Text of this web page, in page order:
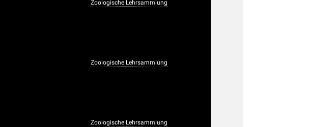
Zoologische Lehrsammlung
Zoologische Lehrsammlung
Zoologische Lehrsammlung